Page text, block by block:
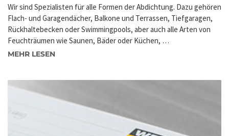
Wir sind Spezialisten für alle Formen der Abdichtung. Dazu gehören
Flach- und Garagendächer, Balkone und Terrassen, Tiefgaragen,
Rückhaltebecken oder Swimmingpools, aber auch alle Arten von
Feuchträumen wie Saunen, Bäder oder Küchen, …
MEHR LESEN